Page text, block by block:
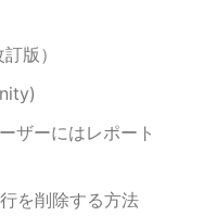
版）
ザーにはレポート
を削除する方法